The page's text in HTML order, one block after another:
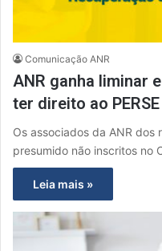
Comunicação ANR
ANR ganha liminar
ter direito ao
Os associados da ANR dos
presumido não inscritos no
Leia mais »